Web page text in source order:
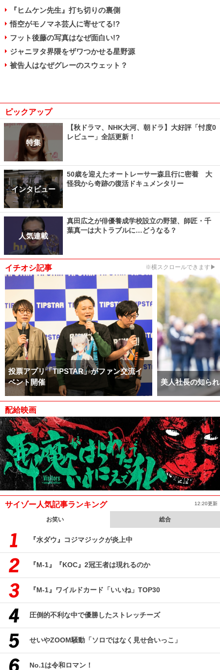
『ヒムケン先生』打ち切りの裏側
悟空がモノマネ芸人に寄せてる!?
フット後藤の写真はなぜ面白い!?
ジャニヲタ界隈をザワつかせる星野源
被告人はなぜグレーのスウェット？
ピックアップ
特集
【秋ドラマ、NHK大河、朝ドラ】大好評「忖度0
レビュー」全話更新！
インタビュー
50歳を迎えたオートレーサー森且行に密着 大
怪我から奇跡の復活ドキュメンタリー
人気連載
真田広之が俳優養成学校設立の野望、師匠・千
葉真一は大トラブルに…どうなる？
イチオシ記事 ※横スクロールできます▶
投票アプリ「TIPSTAR」がファン交流イ
ベント開催
美人社長の知ら
配給映画
サイゾー人気記事ランキング 12:20更新
お笑い 総合
『水ダウ』コジマジックが炎上中
『M-1』『KOC』2冠王者は現れるのか
『M-1』ワイルドカード「いいね」TOP30
圧倒的不利な中で優勝したストレッチーズ
せいやZOOM騒動「ソロではなく見せ合いっこ」
No.1は令和ロマン！